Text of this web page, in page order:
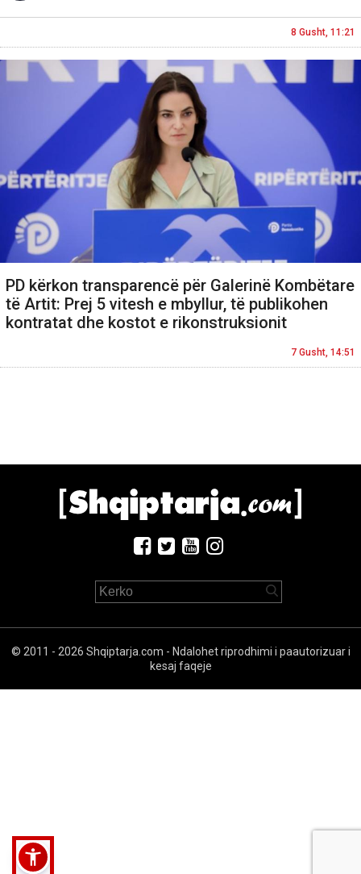
8 Gusht, 11:21
PD kërkon transparencë për Galerinë Kombëtare
të Artit: Prej 5 vitesh e mbyllur, të publikohen
kontratat dhe kostot e rikonstruksionit
7 Gusht, 14:51
© 2011 - 2026 Shqiptarja.com - Ndalohet riprodhimi i paautorizuar i
kesaj faqeje